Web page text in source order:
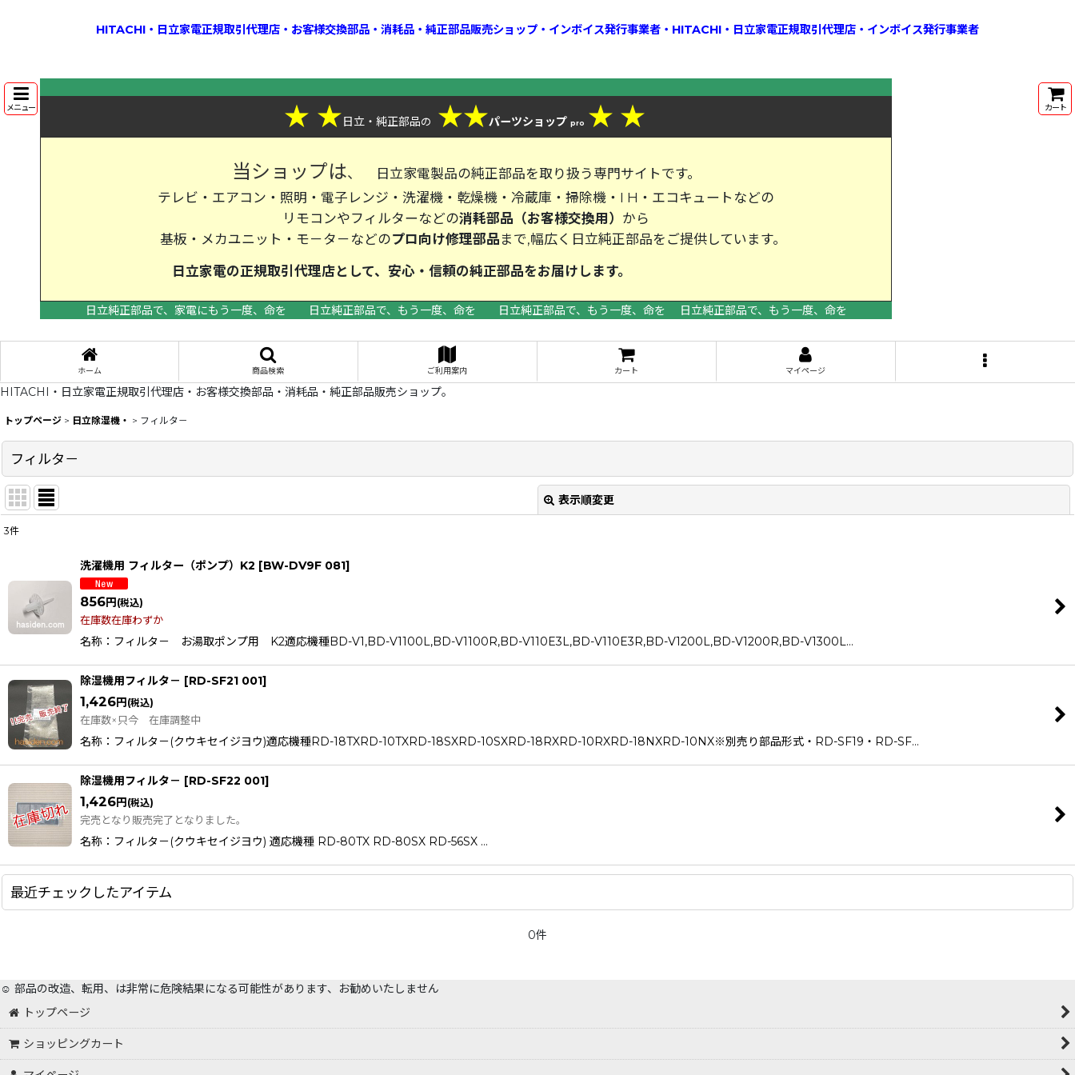
HITACHI・日立家電正規取引代理店・お客様交換部品・消耗品・純正部品販売ショップ・インボイス発行事業者・HITACHI・日立家電正規取引代理店・インボイス発行事業者
メニュー ★ ★日立・純正部品の ★★パーツショップ pro ★ ★
当ショップは、
日立家電製品の純正部品を取り扱う専門サイトです。
テレビ・エアコン・照明・電子レンジ・洗濯機・乾燥機・冷蔵庫・掃除機・I H・エコキュートなどの
リモコンやフィルターなどの消耗部品（お客様交換用） から
基板・メカユニット・モ－タ－などのプロ向け修理部品 まで,幅広く日立純正部品をご提供しています。
日立家電の正規取引代理店として、安心・信頼の純正部品をお届けします。
日立純正部品で、家電にもう一度、命を
日立純正部品で、もう一度、命を 日立純正部品で、もう一度、命を 日立純正部品で、もう一度、命を
カート
ホーム 商品検索 ご利用案内 カート マイページ
HITACHI・日立家電正規取引代理店・お客様交換部品・消耗品・純正部品販売ショップ。
トップページ > 日立除湿機・ > フィルタ－
フィルタ－
表示順変更
在庫あり
並び順
絞り込む
3件
洗濯機用 フィルター（ポンプ）K2 [BW-DV9F 081]
856円(税込)
在庫数在庫わずか
名称：フィルタ－ お湯取ポンプ用 K2適応機種BD-V1,BD-V1100L,BD-V1100R,BD-V110E3L,BD-V110E3R,BD-V1200L,BD-V1200R,BD-V1300L…
除湿機用フィルタ－ [RD-SF21 001]
1,426円(税込)
在庫数×只今 在庫調整中
名称：フィルタ－(クウキセイジヨウ)適応機種RD-18TXRD-10TXRD-18SXRD-10SXRD-18RXRD-10RXRD-18NXRD-10NX※別売り部品形式・RD-SF19・RD-SF…
除湿機用フィルタ－ [RD-SF22 001]
1,426円(税込)
完売となり販売完了となりました。
名称：フィルタ－(クウキセイジヨウ) 適応機種 RD-80TX RD-80SX RD-56SX …
最近チェックしたアイテム
0件
☺️ 部品の改造、転用、は非常に危険結果になる可能性があります、お勧めいたしません
トップページ
ショッピングカート